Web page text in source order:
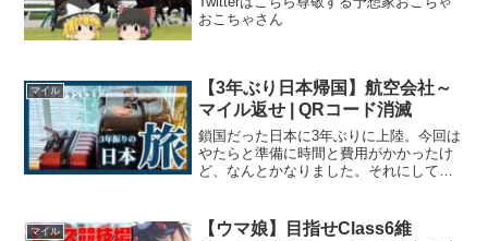
おこちゃさん
マイル
【3年ぶり日本帰国】航空会社～
マイル返せ | QRコード消滅
鎖国だった日本に3年ぶりに上陸。今回は
やたらと準備に時間と費用がかかったけ
ど、なんとかなりました。それにして
トは申請しても来ないし、入国検疫のオ
マイル
【ウマ娘】目指せClass6維